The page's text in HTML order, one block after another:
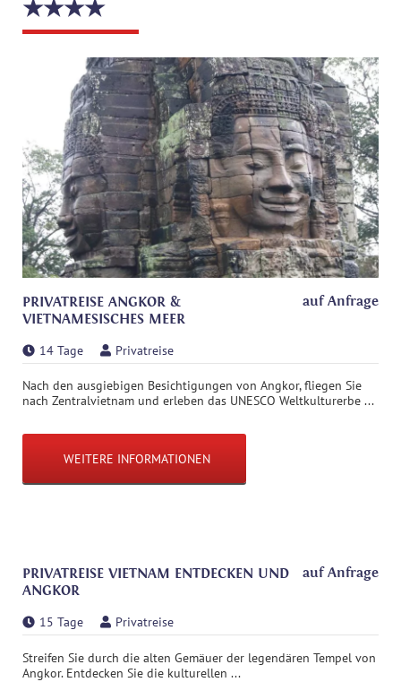
★★★★
PRIVATREISE ANGKOR &
VIETNAMESISCHES MEER
auf Anfrage
14 Tage Privatreise
Nach den ausgiebigen Besichtigungen von Angkor, fliegen Sie
nach Zentralvietnam und erleben das UNESCO Weltkulturerbe ...
WEITERE INFORMATIONEN
PRIVATREISE VIETNAM ENTDECKEN UND
ANGKOR
auf Anfrage
15 Tage Privatreise
Streifen Sie durch die alten Gemäuer der legendären Tempel von
Angkor. Entdecken Sie die kulturellen ...